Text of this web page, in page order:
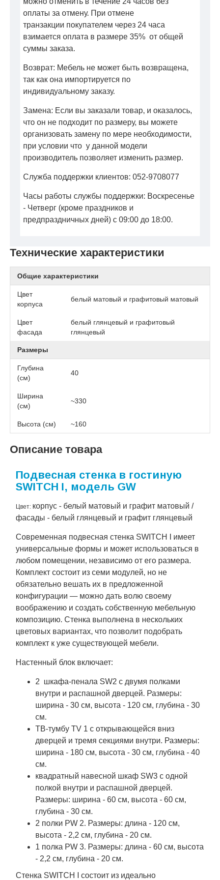
Технические характеристики
Общие характеристики
Цвет
корпуса
белый матовый и графитовый матовый
Цвет
фасада
белый глянцевый и графитовый
глянцевый
Размеры
Глубина
(см)
40
Ширина
(см)
~330
Высота (см) ~160
Описание товара
Подвесная стенка в гостиную
SWITCH I, модель GW
Цвет: корпус - белый матовый и графит матовый /
фасады - белый глянцевый и графит глянцевый
Современная подвесная стенка SWITCH I имеет
универсальные формы и может использоваться в
любом помещении, независимо от его размера.
Комплект состоит из семи модулей, но не
обязательно вешать их в предложенной
конфигурации — можно дать волю своему
воображению и создать собственную мебельную
композицию. Стенка выполнена в нескольких
цветовых вариантах, что позволит подобрать
комплект к уже существующей мебели.
Настенный блок включает:
2 шкафа-пенала SW2 с двумя полками
внутри и распашной дверцей. Размеры:
ширина - 30 см, высота - 120 см, глубина - 30
см.
ТВ-тумбу TV 1 с открывающейся вниз
дверцей и тремя секциями внутри. Размеры:
ширина - 180 см, высота - 30 см, глубина - 40
см.
квадратный навесной шкаф SW3 с одной
полкой внутри и распашной дверцей.
Размеры: ширина - 60 см, высота - 60 см,
глубина - 30 см.
2 полки PW 2. Размеры: длина - 120 см,
высота - 2,2 см, глубина - 20 см.
1 полка PW 3. Размеры: длина - 60 см, высота
- 2,2 см, глубина - 20 см.
Стенка SWITCH I состоит из идеально
оплаты за отмену. При отмене
транзакции покупателем через 24 часа
взимается оплата в размере 35% от общей
суммы заказа.
Возврат: Мебель не может быть возвращена,
так как она импортируется по
индивидуальному заказу.
Замена: Если вы заказали товар, и оказалось,
что он не подходит по размеру, вы можете
организовать замену по мере необходимости,
при условии что у данной модели
производитель позволяет изменить размер.
Служба поддержки клиентов: 052-9708077
Часы работы службы поддержки: Воскресенье
- Четверг (кроме праздников и
предпраздничных дней) с 09:00 до 18:00.